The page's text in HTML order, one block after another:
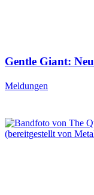
Gentle Giant:
Meldungen